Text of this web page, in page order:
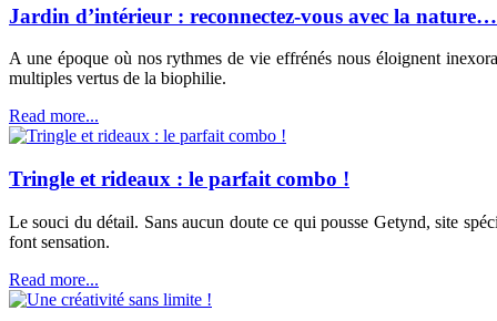
Jardin d’intérieur : reconnectez-vous avec la nature…
A une époque où nos rythmes de vie effrénés nous éloignent
multiples vertus de la biophilie.
Read more...
Tringle et rideaux : le parfait combo !
Le souci du détail. Sans aucun doute ce qui pousse Getynd, site
font sensation.
Read more...